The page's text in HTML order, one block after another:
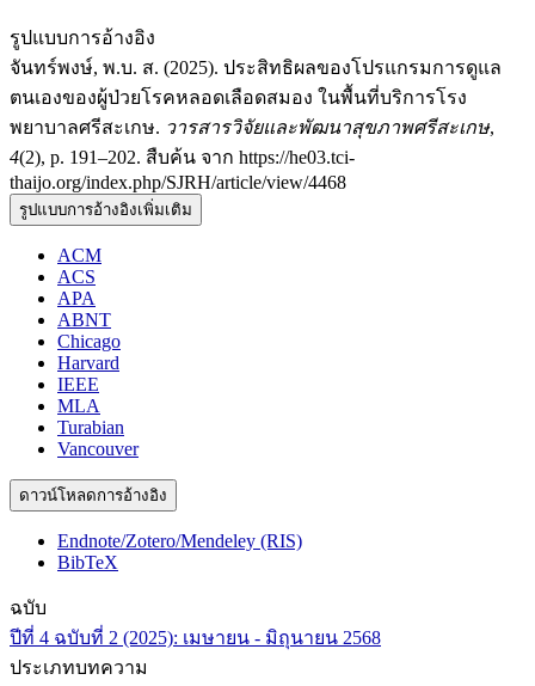
รูปแบบการอ้างอิง
จันทร์พงษ์, พ.บ. ส. (2025). ประสิทธิผลของโปรแกรมการดูแล
ตนเองของผู้ป่วยโรคหลอดเลือดสมอง ในพื้นที่บริการโรง
พยาบาลศรีสะเกษ. วารสารวิจัยและพัฒนาสุขภาพศรีสะเกษ,
4(2), p. 191–202. สืบค้น จาก https://he03.tci-
thaijo.org/index.php/SJRH/article/view/4468
รูปแบบการอ้างอิงเพิ่มเติม
ACM
ACS
APA
ABNT
Chicago
Harvard
IEEE
MLA
Turabian
Vancouver
ดาวน์โหลดการอ้างอิง
Endnote/Zotero/Mendeley (RIS)
BibTeX
ฉบับ
ปีที่ 4 ฉบับที่ 2 (2025): เมษายน - มิถุนายน 2568
ประเภทบทความ